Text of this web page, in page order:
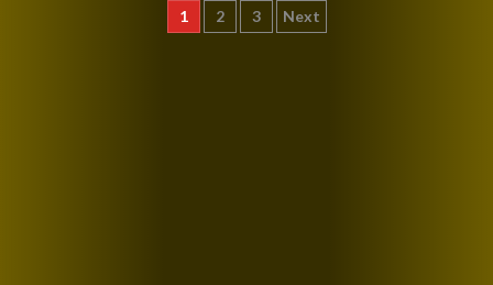
Posts
1 2 3 Next